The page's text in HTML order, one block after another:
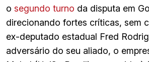
o segundo turno da disputa em
direcionando fortes críticas, sem
ex-deputado estadual Fred
adversário do seu aliado, o